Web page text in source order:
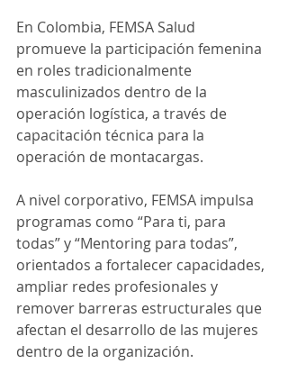
En Colombia, FEMSA Salud
promueve la participación femenina
en roles tradicionalmente
masculinizados dentro de la
operación logística, a través de
capacitación técnica para la
operación de montacargas.
A nivel corporativo, FEMSA impulsa
programas como “Para ti, para
todas” y “Mentoring para todas”,
orientados a fortalecer capacidades,
ampliar redes profesionales y
remover barreras estructurales que
afectan el desarrollo de las mujeres
dentro de la organización.